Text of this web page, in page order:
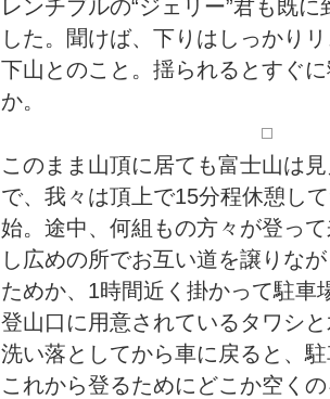
レンチブルの“ジェリー”君も既
した。聞けば、下りはしっかり
下山とのこと。揺られるとすぐ
か。
このまま山頂に居ても富士山は
で、我々は頂上で15分程休憩し
始。途中、何組もの方々が登っ
し広めの所でお互い道を譲りな
ためか、1時間近く掛かって駐車
登山口に用意されているタワシ
洗い落としてから車に戻ると、
これから登るためにどこか空く